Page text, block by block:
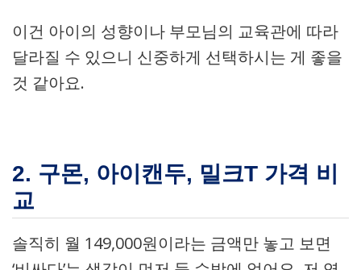
이건 아이의 성향이나 부모님의 교육관에 따라
달라질 수 있으니 신중하게 선택하시는 게 좋을
것 같아요.
2. 구몬, 아이캔두, 밀크T 가격 비
교
솔직히 월 149,000원이라는 금액만 놓고 보면